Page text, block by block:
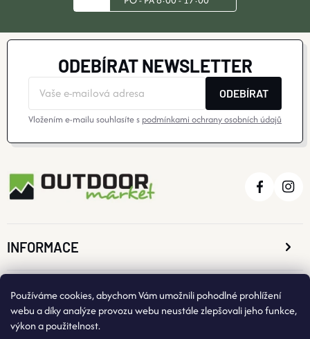
Používáme cookies, abychom Vám umožnili pohodlné prohlížení
webu a díky analýze provozu webu neustále zlepšovali jeho funkce,
výkon a použitelnost.
ODEBÍRAT NEWSLETTER
ODEBÍRAT
Vložením e-mailu souhlasíte s podmínkami ochrany osobních údajů
INFORMACE
O NÁKUPU